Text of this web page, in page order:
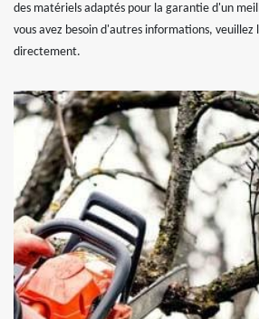
des matériels adaptés pour la garantie d'un
vous avez besoin d'autres informations, veuillez
directement.